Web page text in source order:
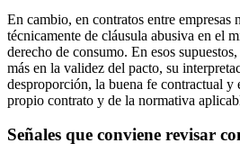
En cambio, en contratos entre empresas
técnicamente de cláusula abusiva en el
derecho de consumo. En esos
más en la validez del pacto, su
desproporción, la buena fe contractual
propio contrato y de la normativa
Señales que conviene revisar